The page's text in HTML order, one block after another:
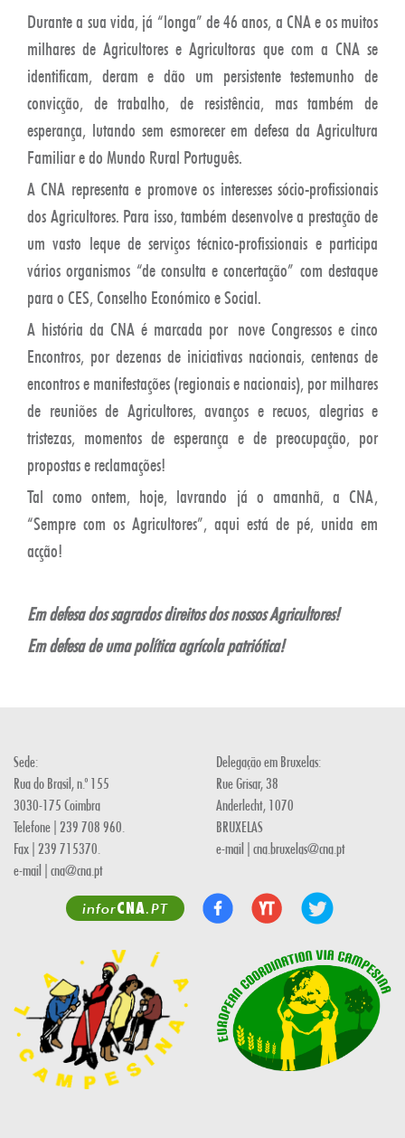
Durante a sua vida, já “longa” de 46 anos, a CNA e os muitos
milhares de Agricultores e Agricultoras que com a CNA se
identificam, deram e dão um persistente testemunho de
convicção, de trabalho, de resistência, mas também de
esperança, lutando sem esmorecer em defesa da Agricultura
Familiar e do Mundo Rural Português.
A CNA representa e promove os interesses sócio-profissionais
dos Agricultores. Para isso, também desenvolve a prestação de
um vasto leque de serviços técnico-profissionais e participa
vários organismos “de consulta e concertação” com destaque
para o CES, Conselho Económico e Social.
A história da CNA é marcada por nove Congressos e cinco
Encontros, por dezenas de iniciativas nacionais, centenas de
encontros e manifestações (regionais e nacionais), por milhares
de reuniões de Agricultores, avanços e recuos, alegrias e
tristezas, momentos de esperança e de preocupação, por
propostas e reclamações!
Tal como ontem, hoje, lavrando já o amanhã, a CNA,
“Sempre com os Agricultores”, aqui está de pé, unida em
acção!
Em defesa dos sagrados direitos dos nossos Agricultores!
Em defesa de uma política agrícola patriótica!
Sede:
Rua do Brasil, n.º 155
3030-175 Coimbra
Telefone | 239 708 960.
Fax | 239 715370.
e-mail | cna@cna.pt
Delegação em Bruxelas:
Rue Grisar, 38
Anderlecht, 1070
BRUXELAS
e-mail | cna.bruxelas@cna.pt
inforCNA.PT